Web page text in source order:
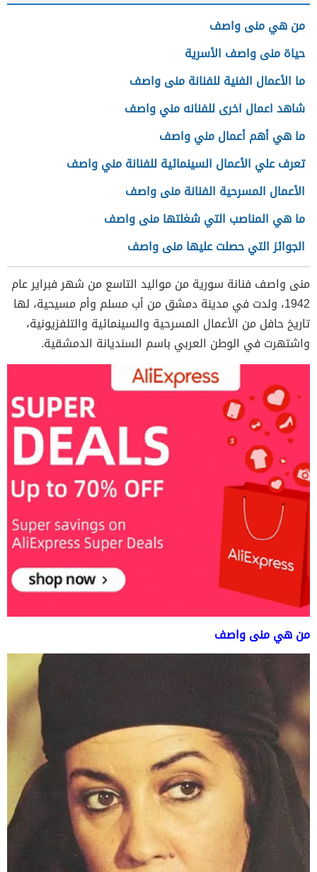
من هي منى واصف
حياة منى واصف الأسرية
ما الأعمال الفنية للفنانة منى واصف
شاهد اعمال اخرى للفنانه مني واصف
ما هي أهم أعمال مني واصف
تعرف علي الأعمال السينمائية للفنانة مني واصف
الأعمال المسرحية الفنانة منى واصف
ما هي المناصب التي شغلتها منى واصف
الجوائز التي حصلت عليها منى واصف
منى واصف فنانة سورية من مواليد التاسع من شهر فبراير عام
1942، ولدت في مدينة دمشق من أب مسلم وأم مسيحية، لها
تاريخ حافل من الأعمال المسرحية والسينمائية والتلفزيونية،
واشتهرت في الوطن العربي باسم السنديانة الدمشقية.
من هي منى واصف